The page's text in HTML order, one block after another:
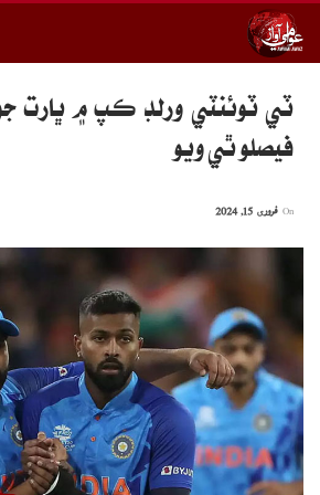
ٽي ٽوئنٽي ورلڊ ڪپ ۾ ڀارت
فيصلو ٿي ويو
فروری 15, 2024